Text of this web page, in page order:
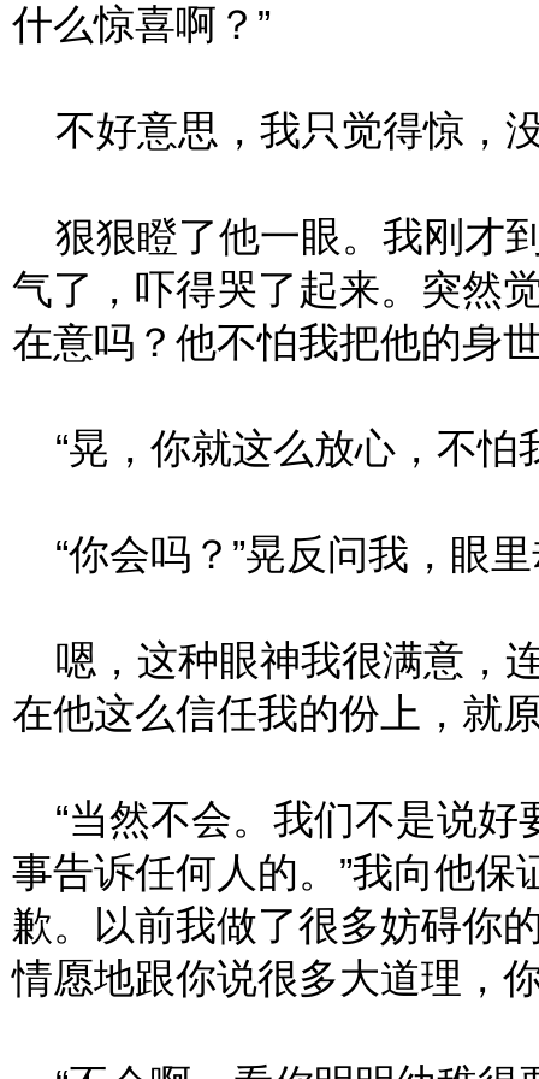
什么惊喜啊？”
不好意思，我只觉得惊，
狠狠瞪了他一眼。我刚才
气了，吓得哭了起来。突然
在意吗？他不怕我把他的身
“晃，你就这么放心，不怕
“你会吗？”晃反问我，眼
嗯，这种眼神我很满意，
在他这么信任我的份上，就
“当然不会。我们不是说好
事告诉任何人的。”我向他保
歉。以前我做了很多妨碍你
情愿地跟你说很多大道理，